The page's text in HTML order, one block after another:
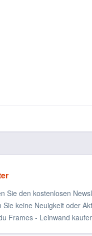
Sie den kostenlosen
Sie keine Neuigkeit oder
Frames - Leinwand